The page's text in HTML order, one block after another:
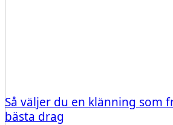
Så väljer du en klänning som
bästa drag